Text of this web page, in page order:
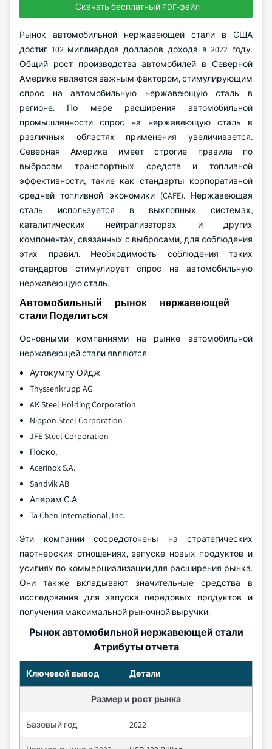
Скачать бесплатный PDF-файл
Рынок автомобильной нержавеющей стали в США
достиг 102 миллиардов долларов дохода в 2022 году.
Общий рост производства автомобилей в Северной
Америке является важным фактором, стимулирующим
спрос на автомобильную нержавеющую сталь в
регионе. По мере расширения автомобильной
промышленности спрос на нержавеющую сталь в
различных областях применения увеличивается.
Северная Америка имеет строгие правила по
выбросам транспортных средств и топливной
эффективности, такие как стандарты корпоративной
средней топливной экономики (CAFE). Нержавеющая
сталь используется в выхлопных системах,
каталитических нейтрализаторах и других
компонентах, связанных с выбросами, для соблюдения
этих правил. Необходимость соблюдения таких
стандартов стимулирует спрос на автомобильную
нержавеющую сталь.
Автомобильный рынок нержавеющей
стали Поделиться
Основными компаниями на рынке автомобильной
нержавеющей стали являются:
Аутокумпу Ойдж
Thyssenkrupp AG
AK Steel Holding Corporation
Nippon Steel Corporation
JFE Steel Corporation
Поско,
Acerinox S.A.
Sandvik AB
Аперам С.А.
Ta Chen International, Inc.
Эти компании сосредоточены на стратегических
партнерских отношениях, запуске новых продуктов и
усилиях по коммерциализации для расширения рынка.
Они также вкладывают значительные средства в
исследования для запуска передовых продуктов и
получения максимальной рыночной выручки.
Рынок автомобильной нержавеющей стали
Атрибуты отчета
Ключевой вывод Детали
Размер и рост рынка
Базовый год 2022